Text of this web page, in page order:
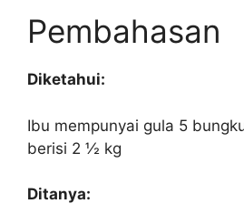
Pembahasan
Diketahui:
Ibu mempunyai gula 5
berisi 2 ½ kg
Ditanya: